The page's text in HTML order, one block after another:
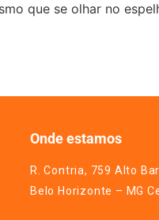
que se olhar no
Onde estamos
R. Contria, 759 Alto
Belo Horizonte – MG